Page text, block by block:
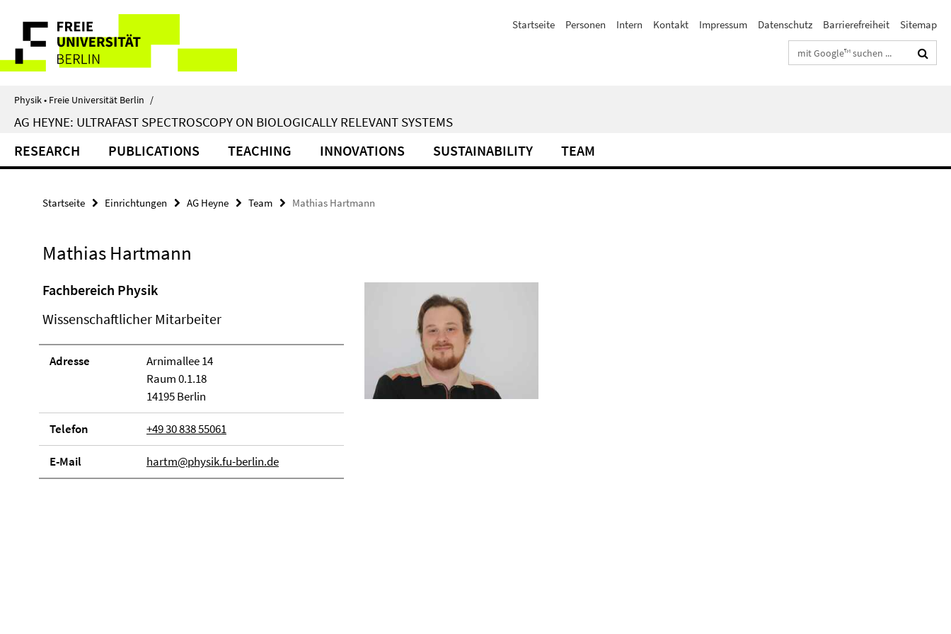
direkt
Inhalt
Service-
Navigation
Startseite Personen Intern Kontakt Impressum Datenschutz Barrierefreiheit
Sitemap
Suchbegriffe
Physik • Freie Universität Berlin /
AG HEYNE: ULTRAFAST SPECTROSCOPY ON BIOLOGICALLY RELEVANT SYSTEMS
RESEARCH PUBLICATIONS TEACHING INNOVATIONS SUSTAINABILITY TEAM
Startseite Einrichtungen AG Heyne Team Mathias Hartmann
Mathias Hartmann
Fachbereich Physik
Wissenschaftlicher Mitarbeiter
Adresse
Arnimallee 14
Raum 0.1.18
14195 Berlin
Telefon +49 30 838 55061
E-Mail hartm@physik.fu-berlin.de